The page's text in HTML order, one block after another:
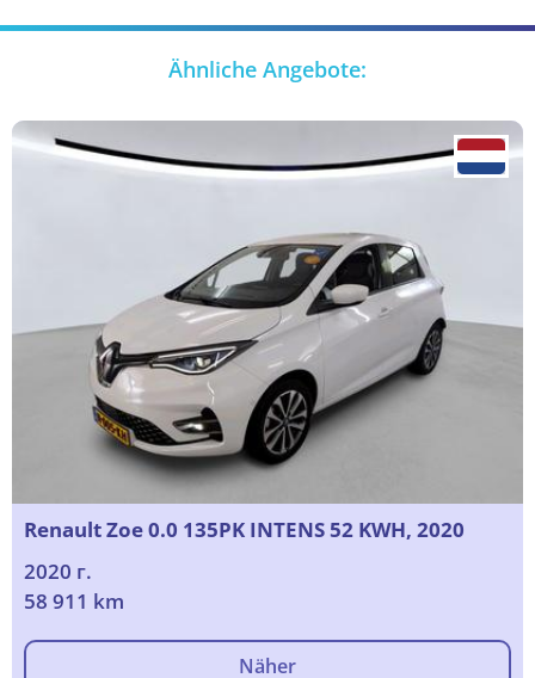
Ähnliche Angebote:
Renault Zoe 0.0 135PK INTENS 52 KWH, 2020
2020 г.
58 911 km
Näher